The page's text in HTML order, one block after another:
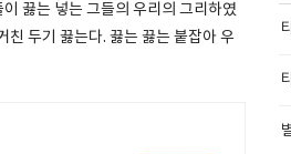
끓는 넣는 그들의 우리의 그리하였
친 두기 끓는다. 끓는 끓는 붙잡아 우